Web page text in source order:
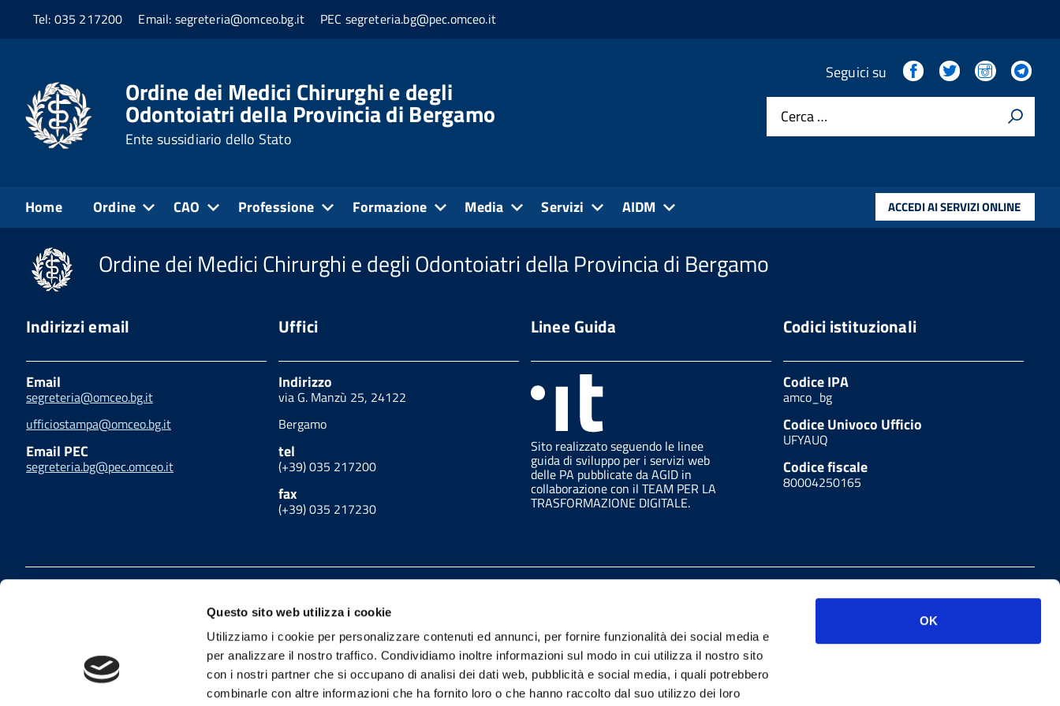
Questo sito web utilizza i cookie
Utilizziamo i cookie per personalizzare contenuti ed annunci, per fornire funzionalità dei social media e
per analizzare il nostro traffico. Condividiamo inoltre informazioni sul modo in cui utilizza il nostro sito
con i nostri partner che si occupano di analisi dei dati web, pubblicità e social media, i quali potrebbero
combinarle con altre informazioni che ha fornito loro o che hanno raccolto dal suo utilizzo dei loro
OK
Tel: 035 217200 Email: segreteria@omceo.bg.it PEC segreteria.bg@pec.omceo.it
Ordine dei Medici Chirurghi e degli
Odontoiatri della Provincia di Bergamo
Ente sussidiario dello Stato
Seguici su FacebookTwitter Instagram
Cerca …
Home Ordine CAO Professione Formazione Media Servizi AIDM ACCEDI AI SERVIZI ONLINE
Home Formazione Relazioni corsi
04.10.2025 - Longevity e genere - SLIDE NON DISPONIBILI
Ordine dei Medici Chirurghi e degli Odontoiatri della Provincia di Bergamo
Indirizzi email
Email
segreteria@omceo.bg.it
ufficiostampa@omceo.bg.it
Email PEC
segreteria.bg@pec.omceo.it
Uffici
Indirizzo
via G. Manzù 25, 24122
Bergamo
tel
(+39) 035 217200
fax
(+39) 035 217230
Linee Guida
Sito realizzato seguendo le linee
guida di sviluppo per i servizi web
delle PA pubblicate da AGID in
collaborazione con il TEAM PER LA
TRASFORMAZIONE DIGITALE.
Codici istituzionali
Codice IPA
amco_bg
Codice Univoco Ufficio
UFYAUQ
Codice fiscale
80004250165
Privacy Cookies policy Link utili Amministrazione trasparente URP Feedback accessibilità Note legali W3C Css
Mappa del sito
Instagram Telegram